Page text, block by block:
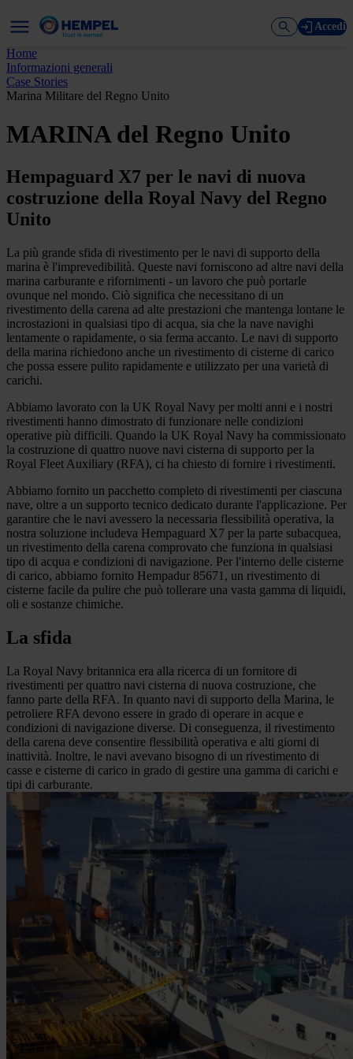
Accedi
Home
Informazioni generali
Case Stories
Marina Militare del Regno Unito
MARINA del Regno Unito
Hempaguard X7 per le navi di nuova
costruzione della Royal Navy del Regno
Unito
La più grande sfida di rivestimento per le navi di supporto della
marina è l'imprevedibilità. Queste navi forniscono ad altre navi della
marina carburante e rifornimenti - un lavoro che può portarle
ovunque nel mondo. Ciò significa che necessitano di un
rivestimento della carena ad alte prestazioni che mantenga lontane le
incrostazioni in qualsiasi tipo di acqua, sia che la nave navighi
lentamente o rapidamente, o sia ferma accanto. Le navi di supporto
della marina richiedono anche un rivestimento di cisterne di carico
che possa essere pulito rapidamente e utilizzato per una varietà di
carichi.
Abbiamo lavorato con la UK Royal Navy per molti anni e i nostri
rivestimenti hanno dimostrato di funzionare nelle condizioni
operative più difficili. Quando la UK Royal Navy ha commissionato
la costruzione di quattro nuove navi cisterna di supporto per la
Royal Fleet Auxiliary (RFA), ci ha chiesto di fornire i rivestimenti.
Abbiamo fornito un pacchetto completo di rivestimenti per ciascuna
nave, oltre a un supporto tecnico dedicato durante l'applicazione. Per
garantire che le navi avessero la necessaria flessibilità operativa, la
nostra soluzione includeva Hempaguard X7 per la parte subacquea,
un rivestimento della carena comprovato che funziona in qualsiasi
tipo di acqua e condizioni di navigazione. Per l'interno delle cisterne
di carico, abbiamo fornito Hempadur 85671, un rivestimento di
cisterne facile da pulire che può tollerare una vasta gamma di liquidi,
oli e sostanze chimiche.
La sfida
La Royal Navy britannica era alla ricerca di un fornitore di
rivestimenti per quattro navi cisterna di nuova costruzione, che
fanno parte della RFA. In quanto navi di supporto della Marina, le
petroliere RFA devono essere in grado di operare in acque e
condizioni di navigazione diverse. Di conseguenza, il rivestimento
della carena deve consentire flessibilità operativa e alti giorni di
inattività. Inoltre, le navi avevano bisogno di un rivestimento di
casse e cisterne di carico in grado di gestire una gamma di carichi e
tipi di carburante.